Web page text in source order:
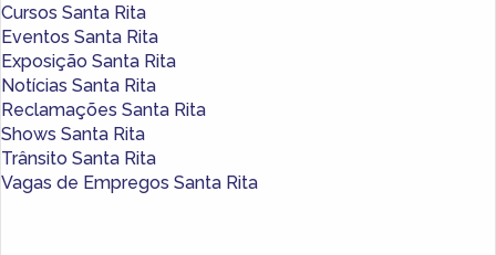
Cursos Santa Rita
Eventos Santa Rita
Exposição Santa Rita
Notícias Santa Rita
Reclamações Santa Rita
Shows Santa Rita
Trânsito Santa Rita
Vagas de Empregos Santa Rita